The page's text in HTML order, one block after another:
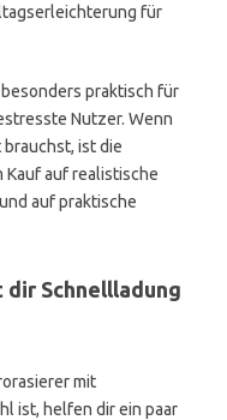
für
praktisch für
Nutzer. Wenn
ist die
auf realistische
auf praktische
Schnellladung
mit
ist, helfen dir ein paar